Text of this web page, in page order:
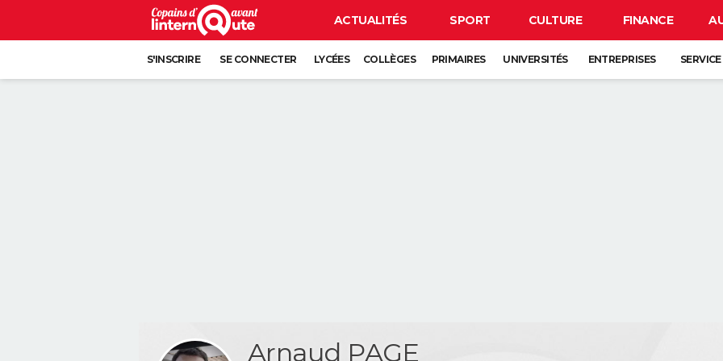
ACTUALITÉS SPORT CULTURE FINANCE
S'INSCRIRE SE CONNECTER LYCÉES COLLÈGES PRIMAIRES UNIVERSITÉS ENTREPRISES
Arnaud PAGE